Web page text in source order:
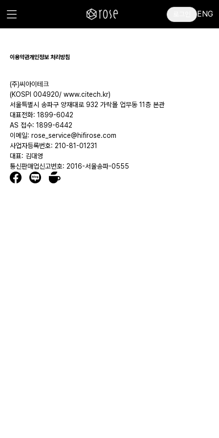
ENG
이용약관개인정보 처리방침
(주)씨아이테크
(KOSPI 004920/ www.citech.kr)
서울특별시 송파구 양재대로 932 가락몰 업무동 11층 본관
대표전화: 1899-6042
AS 접수: 1899-6442
이메일: rose_service@hifirose.com
사업자등록번호: 210-81-01231
대표: 김대영
통신판매업신고번호: 2016-서울송파-0555